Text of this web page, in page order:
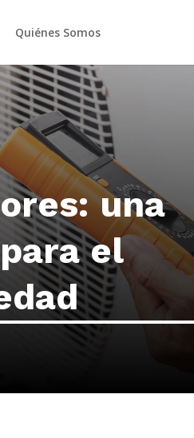
Quiénes Somos
una
el